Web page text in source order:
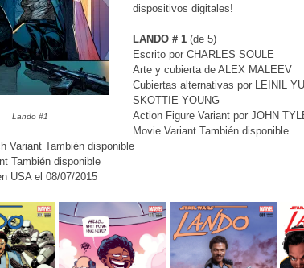
Lando #1
dispositivos digitales!
LANDO # 1 (de 5)
Escrito por CHARLES SOULE
Arte y cubierta de ALEX MALEEV
Cubiertas alternativas por LEINIL
SKOTTIE YOUNG
Action Figure Variant por JOHN
Movie Variant También disponible
Variant También disponible
También disponible
USA el 08/07/2015